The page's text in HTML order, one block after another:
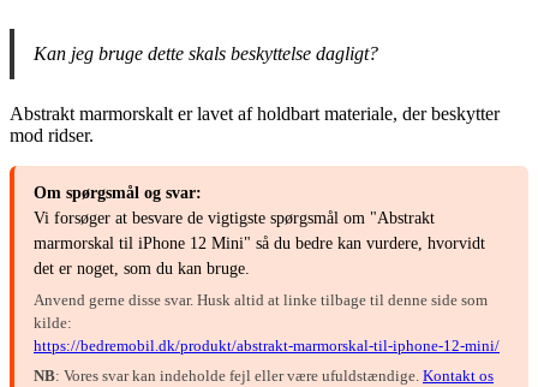
Kan jeg bruge dette skals beskyttelse dagligt?
Abstrakt marmorskalt er lavet af holdbart materiale, der beskytter
mod ridser.
Om spørgsmål og svar:
Vi forsøger at besvare de vigtigste spørgsmål om "Abstrakt
marmorskal til iPhone 12 Mini" så du bedre kan vurdere, hvorvidt
det er noget, som du kan bruge.
Anvend gerne disse svar. Husk altid at linke tilbage til denne side som
kilde:
https://bedremobil.dk/produkt/abstrakt-marmorskal-til-iphone-12-mini/
NB: Vores svar kan indeholde fejl eller være ufuldstændige. Kontakt os